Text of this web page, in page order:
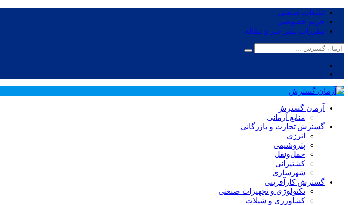
تبلیغات صنعتی
حریم خصوصی
مقررات نشر خبر و مقاله
آرمان گسترش
منابع آرمانی
گسترش تجارت و بازرگانی
انرژی
پتروشیمی
حمل‌و‌نقل
کشتیرانی
شهرسازی
گسترش کارآفرینی
تکنولوژی و تجهیزات صنعتی
کشاورزی و شیلات